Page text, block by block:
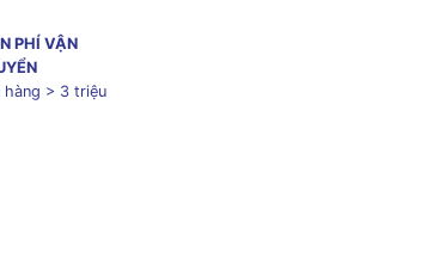
PHÍ VẬN
hàng > 3 triệu